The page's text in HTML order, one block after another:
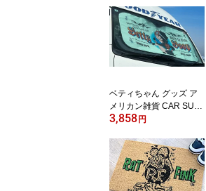
ベティちゃん グッズ ア
メリカン雑貨 CAR SUN
SHADE カーサンシェー
ー用品 車用 車内 日除け
3,858円